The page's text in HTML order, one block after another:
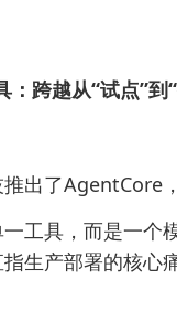
跨越从“试点”到
出了AgentCore
工具，而是一个
生产部署的核心